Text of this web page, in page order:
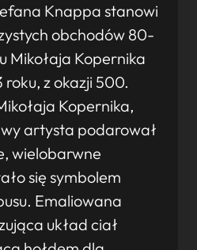
Knappa stanowi
obchodów 80-
Mikołaja Kopernika
roku, z okazji 500.
Kopernika,
artysta podarował
wielobarwne
się symbolem
Emaliowana
układ ciał